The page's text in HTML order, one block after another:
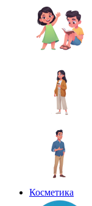
Косметика